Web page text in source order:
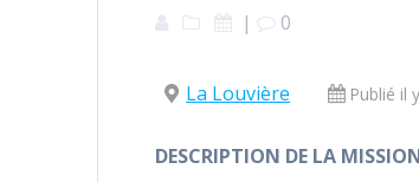
| 0
La Louvière Publié il
DESCRIPTION DE LA